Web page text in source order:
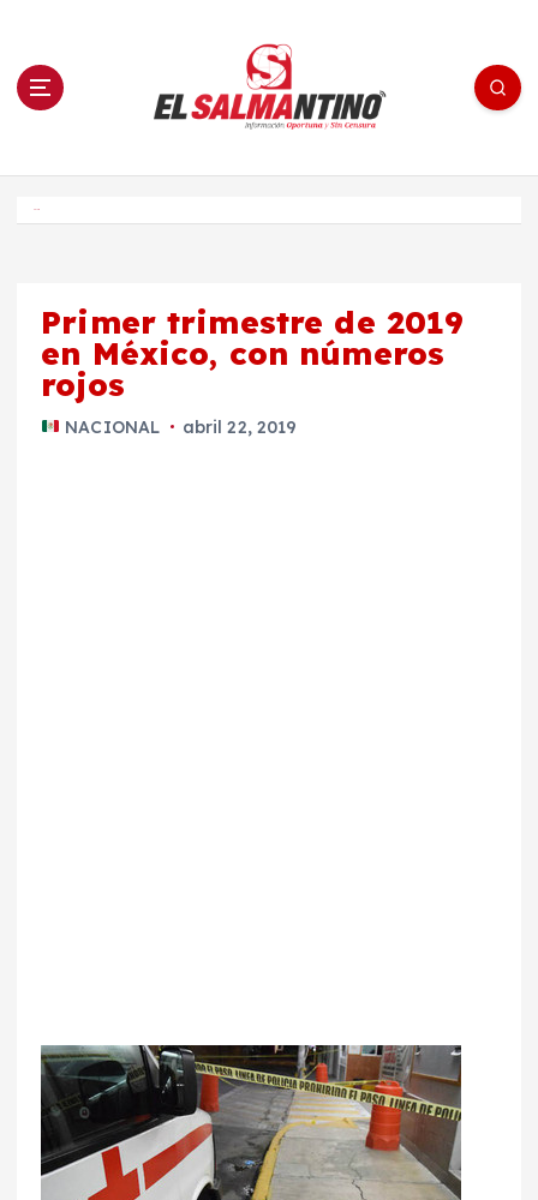
n El Salmantino - medios/noticias/editorial
Primer trimestre de 2019
en México, con números
rojos
NACIONAL abril 22, 2019